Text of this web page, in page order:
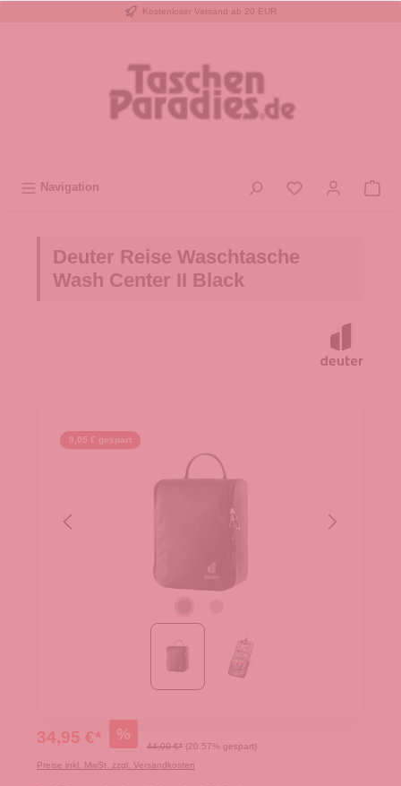
Kostenloser Versand ab 20 EUR
Navigation
Deuter Reise Waschtasche
Wash Center II Black
9,05 € gespart
34,95 €* %
44,00 €* (20.57% gespart)
Preise inkl. MwSt. zzgl. Versandkosten